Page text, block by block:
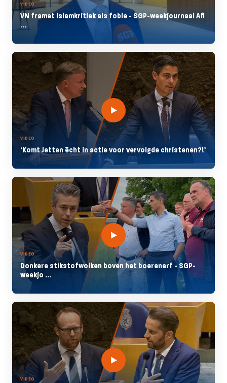
VIDEO
VN framet islamkritiek als fobie - SGP-weekjournaal Afl
...
VIDEO
‘Komt Jetten écht in actie voor vervolgde christenen?!’
VIDEO
Donkere stikstofwolken boven het boerenerf - SGP-
weekjo ...
VIDEO